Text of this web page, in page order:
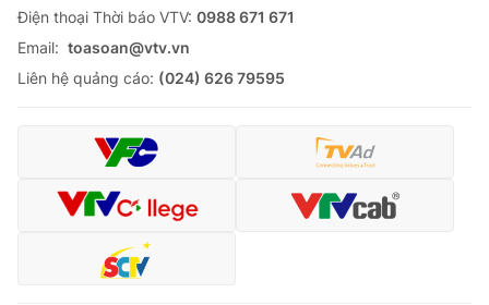
Ðiện thoại Thời báo VTV: 0988 671 671
Email: toasoan@vtv.vn
Liên hệ quảng cáo: (024) 626 79595